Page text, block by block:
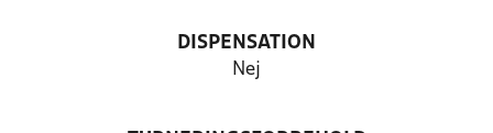
DISPENSATION
Nej